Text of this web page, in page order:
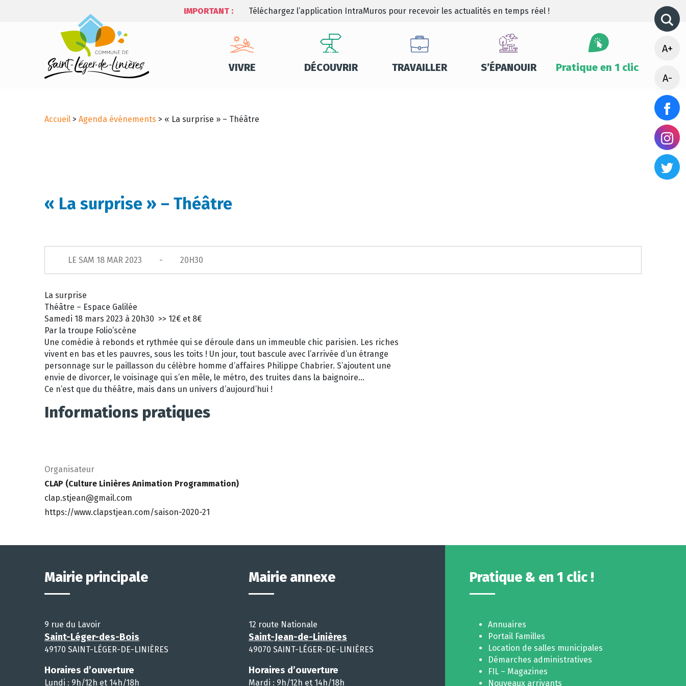
IMPORTANT : Téléchargez l’application IntraMuros pour recevoir les actualités en temps réel !
VIVRE DÉCOUVRIR TRAVAILLER S’ÉPANOUIR Pratique en 1 clic
A+
A-
Accueil > Agenda événements > « La surprise » – Théâtre
« La surprise » – Théâtre
LE SAM 18 MAR 2023 20H30
La surprise
Théâtre – Espace Galilée
Samedi 18 mars 2023 à 20h30 >> 12€ et 8€
Par la troupe Folio’scène
Une comédie à rebonds et rythmée qui se déroule dans un immeuble chic parisien. Les riches
vivent en bas et les pauvres, sous les toits ! Un jour, tout bascule avec l’arrivée d’un étrange
personnage sur le paillasson du célèbre homme d’affaires Philippe Chabrier. S’ajoutent une
envie de divorcer, le voisinage qui s’en mêle, le métro, des truites dans la baignoire…
Ce n’est que du théâtre, mais dans un univers d’aujourd’hui !
Informations pratiques
Organisateur
CLAP (Culture Linières Animation Programmation)
clap.stjean@gmail.com
https://www.clapstjean.com/saison-2020-21
Mairie principale
9 rue du Lavoir
Saint-Léger-des-Bois
49170 SAINT-LÉGER-DE-LINIÈRES
Horaires d’ouverture
Lundi : 9h/12h et 14h/18h
Mairie annexe
12 route Nationale
Saint-Jean-de-Linières
49070 SAINT-LÉGER-DE-LINIÈRES
Horaires d’ouverture
Mardi : 9h/12h et 14h/18h
Pratique & en 1 clic !
Annuaires
Portail Familles
Location de salles municipales
Démarches administratives
FIL – Magazines
Nouveaux arrivants